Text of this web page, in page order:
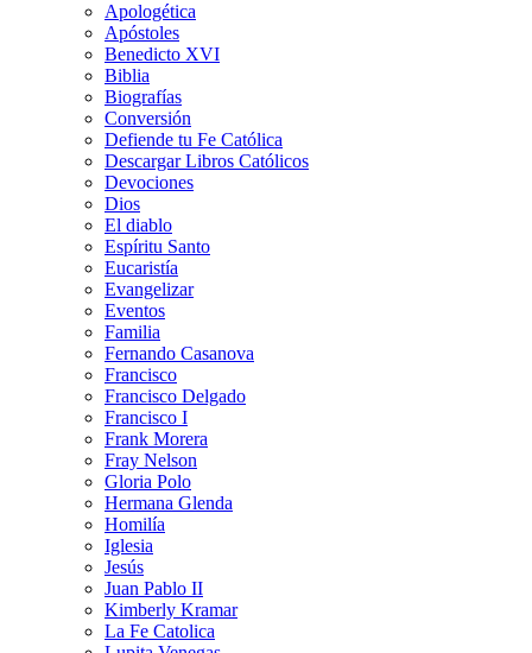
Apologética
Apóstoles
Benedicto XVI
Biblia
Biografías
Conversión
Defiende tu Fe Católica
Descargar Libros Católicos
Devociones
Dios
El diablo
Espíritu Santo
Eucaristía
Evangelizar
Eventos
Familia
Fernando Casanova
Francisco
Francisco Delgado
Francisco I
Frank Morera
Fray Nelson
Gloria Polo
Hermana Glenda
Homilía
Iglesia
Jesús
Juan Pablo II
Kimberly Kramar
La Fe Catolica